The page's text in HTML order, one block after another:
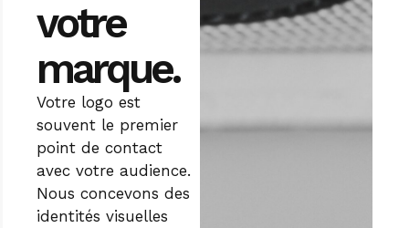
votre
marque.
Votre logo est
souvent le premier
point de contact
avec votre audience.
Nous concevons des
identités visuelles